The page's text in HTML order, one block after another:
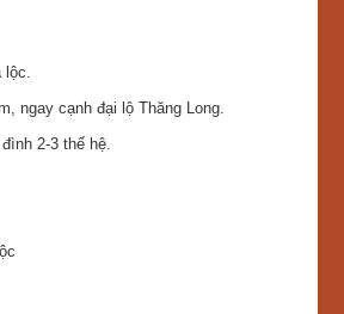
lộc.
ngay cạnh đại lộ Thăng Long.
2-3 thế hệ.